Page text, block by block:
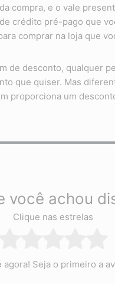
compra, e o vale
crédito pré-pago que
comprar na loja que
de desconto, qualquer
que quiser. Mas
proporciona um
você achou
Clique nas estrelas
agora! Seja o primeiro a